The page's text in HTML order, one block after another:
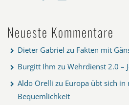
Neueste Kommentare
Dieter Gabriel zu Fakten mit
Burgitt Ihm zu Wehrdienst 2.0 –
Aldo Orelli zu Europa übt sich in
Bequemlichkeit